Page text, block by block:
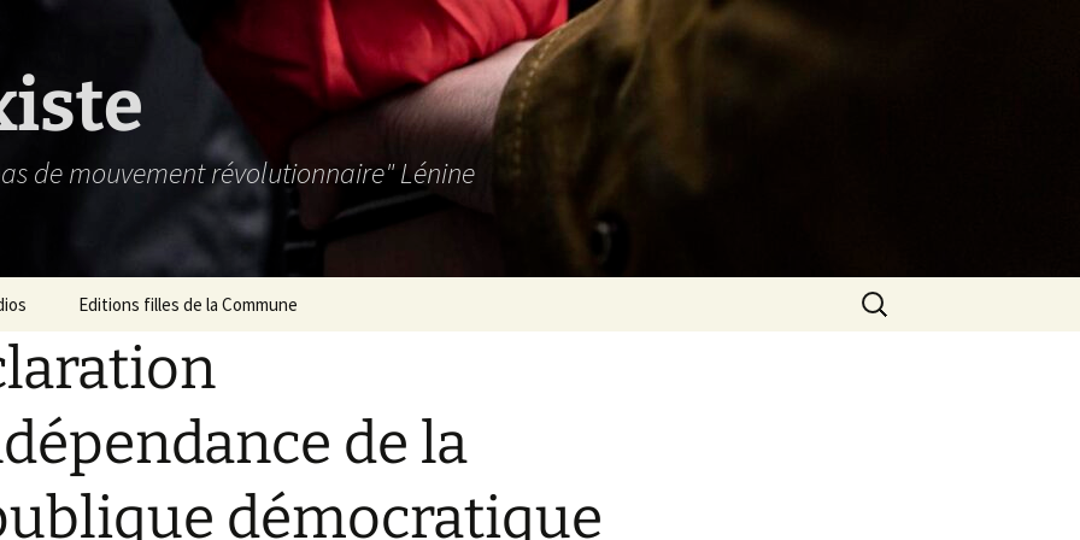
de mouvement révolutionnaire" Lénine
Editions filles de la Commune Rechercher :
de la
démocratique